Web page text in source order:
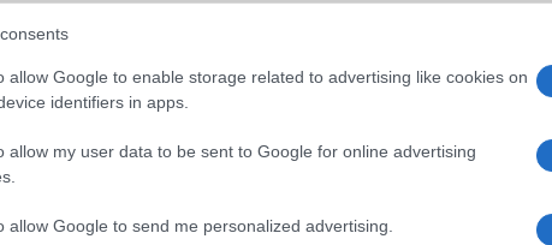
allow Google to enable storage related to advertising like cookies on
identifiers in apps.
allow my user data to be sent to Google for online advertising
allow Google to send me personalized advertising.
Euro Gsm